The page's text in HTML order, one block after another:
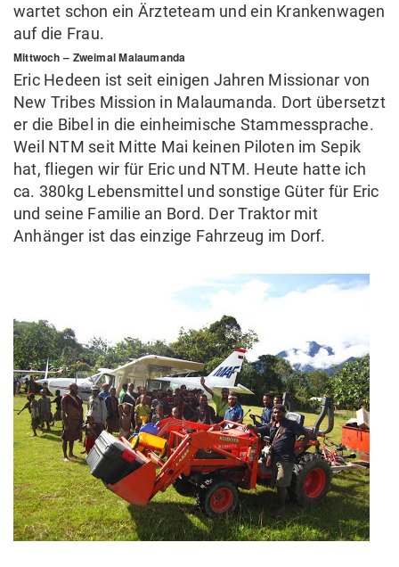
wartet schon ein Ärzteteam und ein Krankenwagen
auf die Frau.
Mittwoch – Zweimal Malaumanda
Eric Hedeen ist seit einigen Jahren Missionar von
New Tribes Mission in Malaumanda. Dort übersetzt
er die Bibel in die einheimische Stammessprache.
Weil NTM seit Mitte Mai keinen Piloten im Sepik
hat, fliegen wir für Eric und NTM. Heute hatte ich
ca. 380kg Lebensmittel und sonstige Güter für Eric
und seine Familie an Bord. Der Traktor mit
Anhänger ist das einzige Fahrzeug im Dorf.